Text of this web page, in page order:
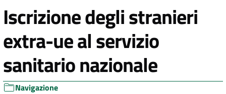
Iscrizione degli stranieri
extra-ue al servizio
sanitario nazionale
Navigazione